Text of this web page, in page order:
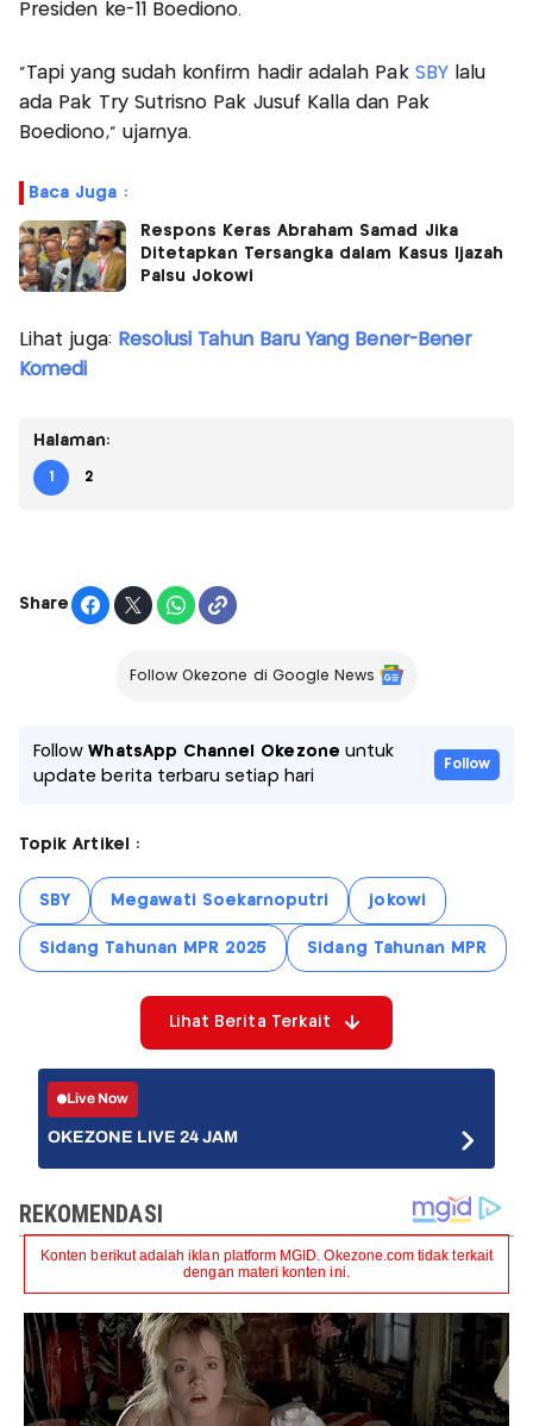
Presiden ke-11 Boediono.
"Tapi yang sudah konfirm hadir adalah Pak SBY lalu
ada Pak Try Sutrisno Pak Jusuf Kalla dan Pak
Boediono," ujarnya.
Baca Juga :
Respons Keras Abraham Samad Jika
Ditetapkan Tersangka dalam Kasus Ijazah
Palsu Jokowi
Lihat juga: Resolusi Tahun Baru Yang Bener-Bener
Komedi
Halaman:
1 2
Share
Follow Okezone di Google News
FollowWhatsApp Channel Okezone untuk
update berita terbaru setiap hari
Follow
Topik Artikel :
SBY Megawati Soekarnoputri jokowi
Sidang Tahunan MPR 2025 Sidang Tahunan MPR
Lihat Berita Terkait
Live Now
OKEZONE LIVE 24 JAM